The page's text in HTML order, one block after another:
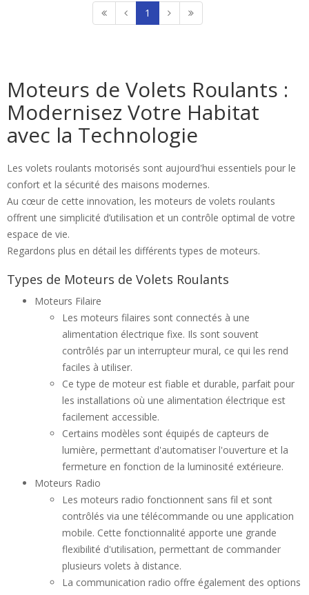
1
Moteurs de Volets Roulants :
Modernisez Votre Habitat
avec la Technologie
Les volets roulants motorisés sont aujourd'hui essentiels pour le
confort et la sécurité des maisons modernes.
Au cœur de cette innovation, les moteurs de volets roulants
offrent une simplicité d’utilisation et un contrôle optimal de votre
espace de vie.
Regardons plus en détail les différents types de moteurs.
Types de Moteurs de Volets Roulants
Moteurs Filaire
Les moteurs filaires sont connectés à une
alimentation électrique fixe. Ils sont souvent
contrôlés par un interrupteur mural, ce qui les rend
faciles à utiliser.
Ce type de moteur est fiable et durable, parfait pour
les installations où une alimentation électrique est
facilement accessible.
Certains modèles sont équipés de capteurs de
lumière, permettant d'automatiser l'ouverture et la
fermeture en fonction de la luminosité extérieure.
Moteurs Radio
Les moteurs radio fonctionnent sans fil et sont
contrôlés via une télécommande ou une application
mobile. Cette fonctionnalité apporte une grande
flexibilité d'utilisation, permettant de commander
plusieurs volets à distance.
La communication radio offre également des options